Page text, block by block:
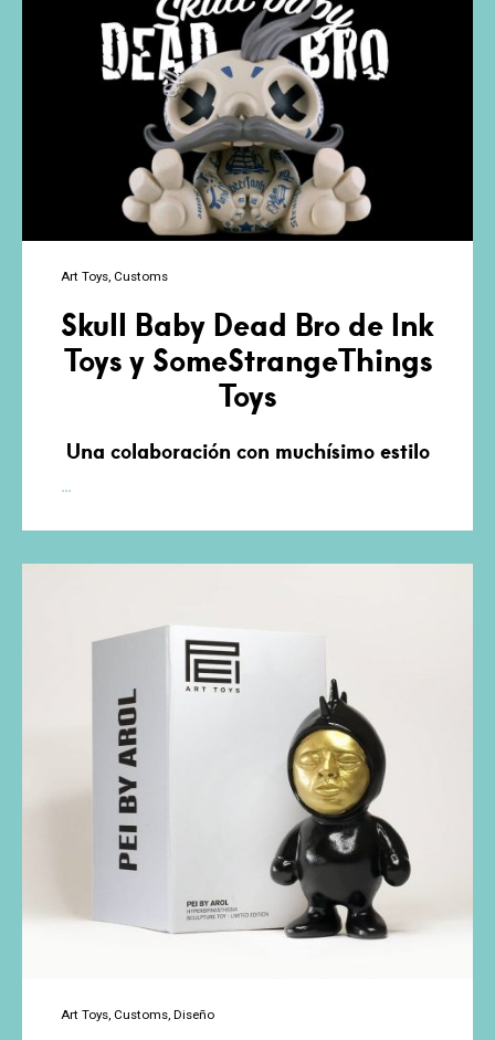
Art Toys Customs
Skull Baby Dead Bro de Ink
Toys y SomeStrangeThings
Toys
Una colaboración con muchísimo estilo
…
Dead
Bro
Toys
SomeStrangeThings
Art Toys Customs Diseño